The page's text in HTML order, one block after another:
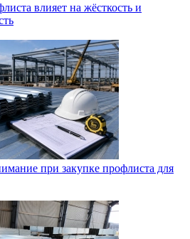
влияет на жёсткость и
при закупке профлиста для